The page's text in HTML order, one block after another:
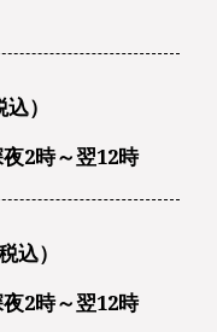
）
2時～翌12時
込）
2時～翌12時